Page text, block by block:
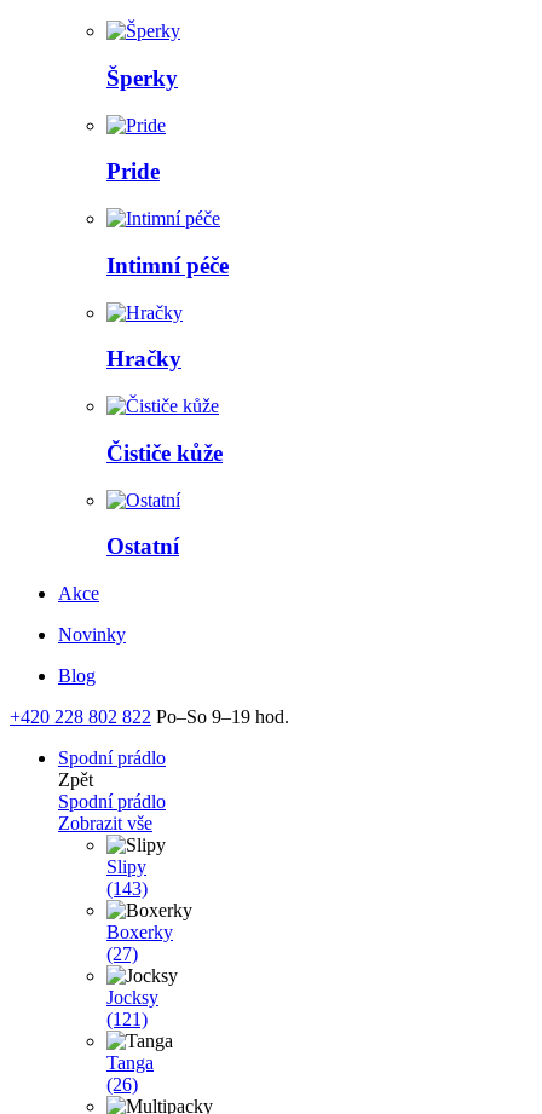
Šperky
Pride
Intimní péče
Hračky
Čističe kůže
Ostatní
Akce
Novinky
Blog
+420 228 802 822 Po–So 9–19 hod.
Spodní prádlo
Zpět
Spodní prádlo
Zobrazit vše
Slipy
(143)
Boxerky
(27)
Jocksy
(121)
Tanga
(26)